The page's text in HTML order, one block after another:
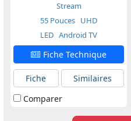
Stream
55 Pouces UHD
LED Android TV
Fiche Technique
Fiche
Similaires
Comparer